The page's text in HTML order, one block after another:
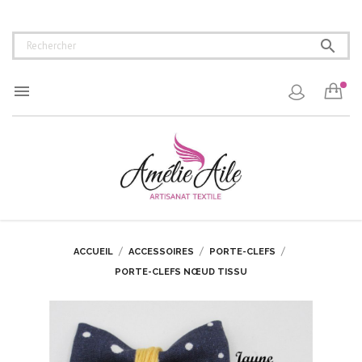


ACCUEIL ACCESSOIRES
PORTE-CLEFS
PORTE-CLEFS NŒUD TISSU